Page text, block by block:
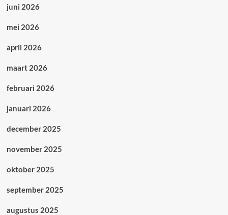
juni 2026
mei 2026
april 2026
maart 2026
februari 2026
januari 2026
december 2025
november 2025
oktober 2025
september 2025
augustus 2025